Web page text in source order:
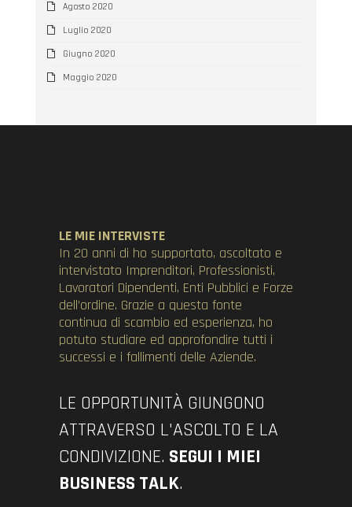
Agosto 2020
Luglio 2020
Giugno 2020
Maggio 2020
LE MIE INTERVISTE
In 20 anni di ho supportato, ascoltato e
intervistato Imprenditori, Professionisti,
Lavoratori Dipendenti, Enti Pubblici e Forze
dell’ordine. Grazie a questa fonte
continua di scambio ed esperienza, ho
potuto studiare ed approfondire tutti i
successi e i fallimenti delle Aziende.
LE OPPORTUNITÀ GIUNGONO
ATTRAVERSO L'ASCOLTO E LA
CONDIVIZIONE. SEGUI I MIEI
BUSINESS TALK.